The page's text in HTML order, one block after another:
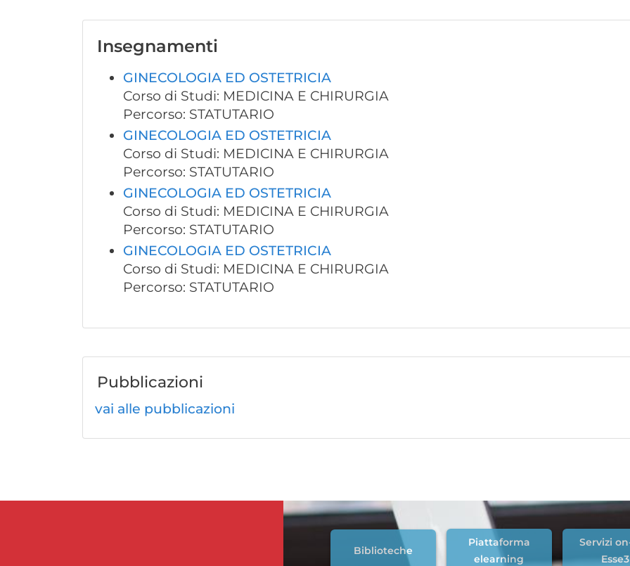
Insegnamenti
GINECOLOGIA ED OSTETRICIA
Corso di Studi: MEDICINA E CHIRURGIA
Percorso: STATUTARIO
GINECOLOGIA ED OSTETRICIA
Corso di Studi: MEDICINA E CHIRURGIA
Percorso: STATUTARIO
GINECOLOGIA ED OSTETRICIA
Corso di Studi: MEDICINA E CHIRURGIA
Percorso: STATUTARIO
GINECOLOGIA ED OSTETRICIA
Corso di Studi: MEDICINA E CHIRURGIA
Percorso: STATUTARIO
Pubblicazioni
vai alle pubblicazioni
Biblioteche
Piattaforma
elearning
Servizi
Esse3